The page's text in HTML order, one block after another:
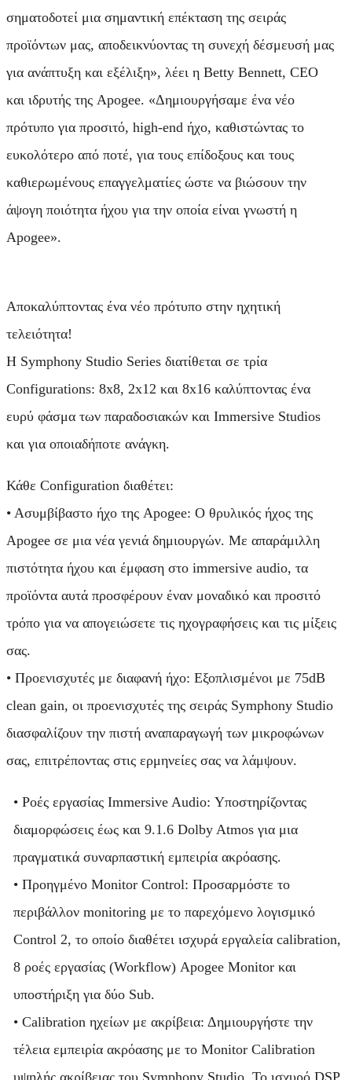
σηματοδοτεί μια σημαντική επέκταση της σειράς
προϊόντων μας, αποδεικνύοντας τη συνεχή δέσμευσή μας
για ανάπτυξη και εξέλιξη», λέει η Betty Bennett, CEO
και ιδρυτής της Apogee. «Δημιουργήσαμε ένα νέο
πρότυπο για προσιτό, high-end ήχο, καθιστώντας το
ευκολότερο από ποτέ, για τους επίδοξους και τους
καθιερωμένους επαγγελματίες ώστε να βιώσουν την
άψογη ποιότητα ήχου για την οποία είναι γνωστή η
Apogee».
Αποκαλύπτοντας ένα νέο πρότυπο στην ηχητική
τελειότητα!
Η Symphony Studio Series διατίθεται σε τρία
Configurations: 8x8, 2x12 και 8x16 καλύπτοντας ένα
ευρύ φάσμα των παραδοσιακών και Immersive Studios
και για οποιαδήποτε ανάγκη.
Κάθε Configuration διαθέτει:
• Ασυμβίβαστο ήχο της Apogee: Ο θρυλικός ήχος της
Apogee σε μια νέα γενιά δημιουργών. Με απαράμιλλη
πιστότητα ήχου και έμφαση στο immersive audio, τα
προϊόντα αυτά προσφέρουν έναν μοναδικό και προσιτό
τρόπο για να απογειώσετε τις ηχογραφήσεις και τις μίξεις
σας.
• Προενισχυτές με διαφανή ήχο: Εξοπλισμένοι με 75dB
clean gain, οι προενισχυτές της σειράς Symphony Studio
διασφαλίζουν την πιστή αναπαραγωγή των μικροφώνων
σας, επιτρέποντας στις ερμηνείες σας να λάμψουν.
• Ροές εργασίας Immersive Audio: Υποστηρίζοντας
διαμορφώσεις έως και 9.1.6 Dolby Atmos για μια
πραγματικά συναρπαστική εμπειρία ακρόασης.
• Προηγμένο Monitor Control: Προσαρμόστε το
περιβάλλον monitoring με το παρεχόμενο λογισμικό
Control 2, το οποίο διαθέτει ισχυρά εργαλεία calibration,
8 ροές εργασίας (Workflow) Apogee Monitor και
υποστήριξη για δύο Sub.
• Calibration ηχείων με ακρίβεια: Δημιουργήστε την
τέλεια εμπειρία ακρόασης με το Monitor Calibration
υψηλής ακρίβειας του Symphony Studio. Το ισχυρό DSP